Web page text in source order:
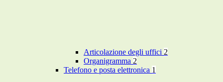
Articolazione degli uffici 2
Organigramma 2
Telefono e posta elettronica 1